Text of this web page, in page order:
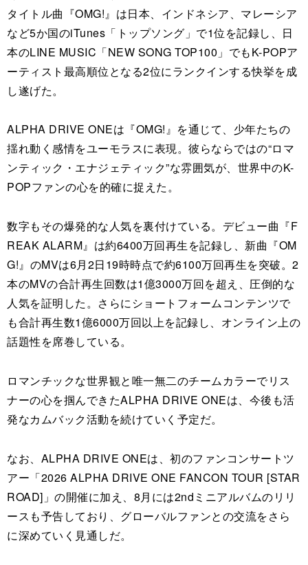
タイトル曲『OMG!』は日本、インドネシア、マレーシア
など5か国のiTunes「トップソング」で1位を記録し、日
本のLINE MUSIC「NEW SONG TOP100」でもK-POPア
ーティスト最高順位となる2位にランクインする快挙を成
し遂げた。
ALPHA DRIVE ONEは『OMG!』を通じて、少年たちの
揺れ動く感情をユーモラスに表現。彼らならではの“ロマ
ンティック・エナジェティック”な雰囲気が、世界中のK-
POPファンの心を的確に捉えた。
数字もその爆発的な人気を裏付けている。デビュー曲『F
REAK ALARM』は約6400万回再生を記録し、新曲『OM
G!』のMVは6月2日19時時点で約6100万回再生を突破。2
本のMVの合計再生回数は1億3000万回を超え、圧倒的な
人気を証明した。さらにショートフォームコンテンツで
も合計再生数1億6000万回以上を記録し、オンライン上の
話題性を席巻している。
ロマンチックな世界観と唯一無二のチームカラーでリス
ナーの心を掴んできたALPHA DRIVE ONEは、今後も活
発なカムバック活動を続けていく予定だ。
なお、ALPHA DRIVE ONEは、初のファンコンサートツ
アー「2026 ALPHA DRIVE ONE FANCON TOUR [STAR
ROAD]」の開催に加え、8月には2ndミニアルバムのリリ
ースも予告しており、グローバルファンとの交流をさら
に深めていく見通しだ。